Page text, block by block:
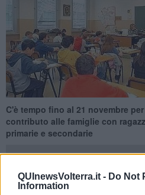
QUInewsVolterra.it - Do Not
Information
C'è tempo fino al 21 novembre
contributo alle famiglie con
primarie e secondarie